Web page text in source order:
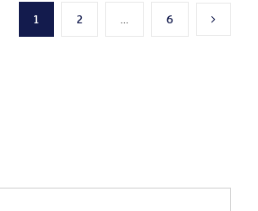
1 2 6